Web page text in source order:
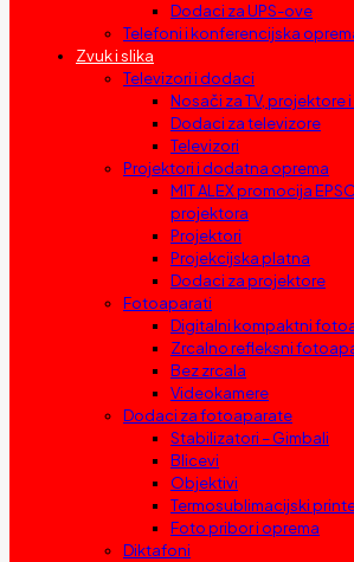
Dodaci za UPS-ove
Telefoni i konferencijska
Zvuk i slika
Televizori i dodaci
Nosači za TV, projektore
Dodaci za televizore
Televizori
Projektori i dodatna oprema
MIT ALEX promocija
projektora
Projektori
Projekcijska platna
Dodaci za projektore
Fotoaparati
Digitalni kompaktni
Zrcalno refleksni
Bez zrcala
Videokamere
Dodaci za fotoaparate
Stabilizatori – Gimbali
Blicevi
Objektivi
Termosublimacijski
Foto pribor i oprema
Diktafoni